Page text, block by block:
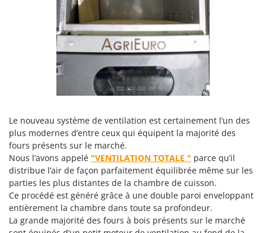
New O.M.R.A.
Nilfisk
Novatec
Novital
NuAir
NuovaFac
O
Officine Savioli
Oliviero
Olix
Le nouveau système de ventilation est certainement l’un des
plus modernes d’entre ceux qui équipent la majorité des
fours présents sur le marché.
Nous l’avons appelé "VENTILATION TOTALE " parce qu’il
distribue l’air de façon parfaitement équilibrée même sur les
parties les plus distantes de la chambre de cuisson.
Ce procédé est généré grâce à une double paroi enveloppant
entièrement la chambre dans toute sa profondeur.
La grande majorité des fours à bois présents sur le marché